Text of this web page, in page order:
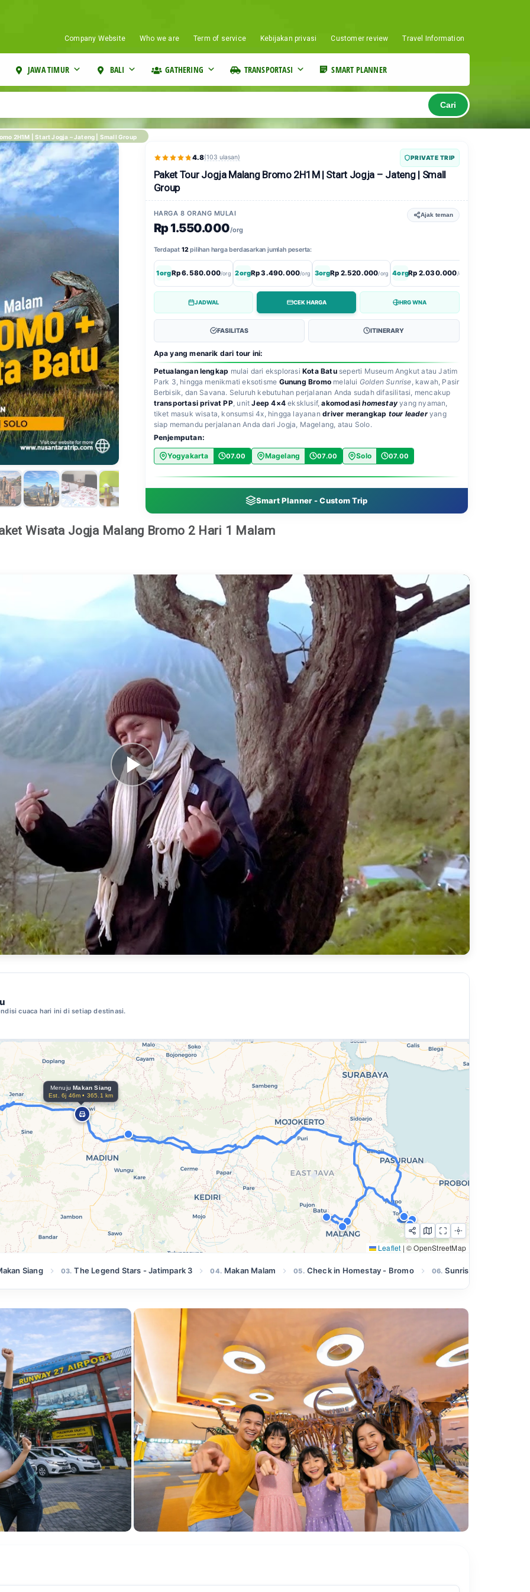
Company Website Who we are Term of service Kebijakan privasi Customer review Travel Information
JAWA TIMUR BALI GATHERING TRANSPORTASI SMART PLANNER
Cari
2H1M | Start Jogja – Jateng | Small Group
4.8(103 ulasan) PRIVATE TRIP
Paket Tour Jogja Malang Bromo 2H1M | Start Jogja – Jateng | Small
Group
HARGA 8 ORANG MULAI
Rp 1.550.000/org
Ajak teman
Terdapat 12pilihan harga berdasarkan jumlah peserta:
1orgRp 6.580.000/org 2orgRp 3.490.000/org 3orgRp 2.520.000/org 4orgRp 2.030.000/org
JADWAL CEK HARGA HRG WNA
FASILITAS ITINERARY
Apa yang menarik dari tour ini:
Petualangan lengkap mulai dari eksplorasi Kota Batuseperti Museum Angkut atau Jatim
Park 3, hingga menikmati eksotisme Gunung Bromomelalui Golden Sunrise , kawah, Pasir
Berbisik, dan Savana. Seluruh kebutuhan perjalanan Anda sudah difasilitasi, mencakup
transportasi privat PP, unitJeep 4×4eksklusif,akomodasihomestayyang nyaman,
tiket masuk wisata, konsumsi 4x, hingga layanandriver merangkap tour leaderyang
siap memandu perjalanan Anda dari Jogja, Magelang, atau Solo.
Penjemputan:
Yogyakarta 07.00 Magelang 07.00 Solo 07.00
Smart Planner - Custom Trip
Wisata Jogja Malang Bromo 2 Hari 1 Malam
cuaca hari ini di setiap destinasi.
Menuju Makan Siang
Est. 6j 46m • 365.1 km
Leaflet | © OpenStreetMap
Siang 03. The Legend Stars - Jatimpark 3 04. Makan Malam 05. Check in Homestay - Bromo 06. Sunrise Bromo